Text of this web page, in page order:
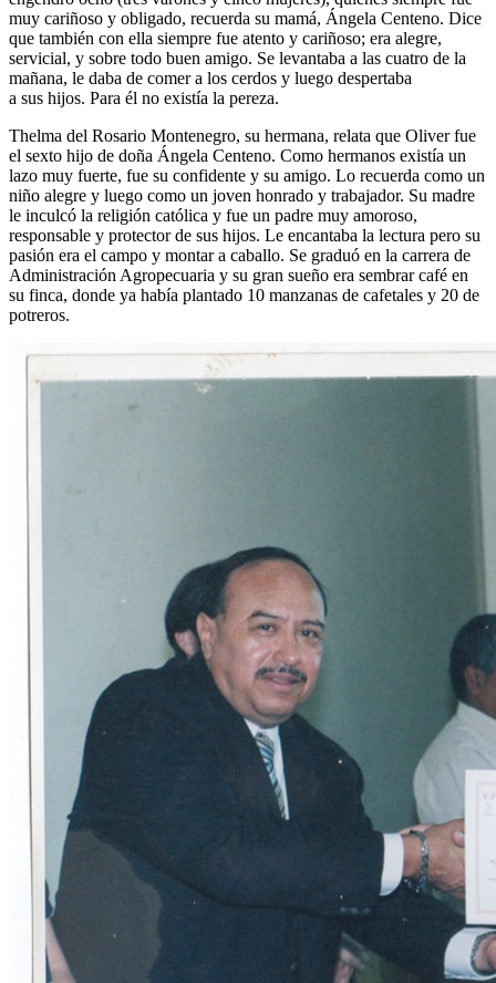
muy cariñoso y obligado, recuerda su mamá, Ángela Centeno. Dice
que también con ella siempre fue atento y cariñoso; era alegre,
servicial, y sobre todo buen amigo. Se levantaba a las cuatro de la
mañana, le daba de comer a los cerdos y luego despertaba
a sus hijos. Para él no existía la pereza.
Thelma del Rosario Montenegro, su hermana, relata que Oliver fue
el sexto hijo de doña Ángela Centeno. Como hermanos existía un
lazo muy fuerte, fue su confidente y su amigo. Lo recuerda como un
niño alegre y luego como un joven honrado y trabajador. Su madre
le inculcó la religión católica y fue un padre muy amoroso,
responsable y protector de sus hijos. Le encantaba la lectura pero su
pasión era el campo y montar a caballo. Se graduó en la carrera de
Administración Agropecuaria y su gran sueño era sembrar café en
su finca, donde ya había plantado 10 manzanas de cafetales y 20 de
potreros.